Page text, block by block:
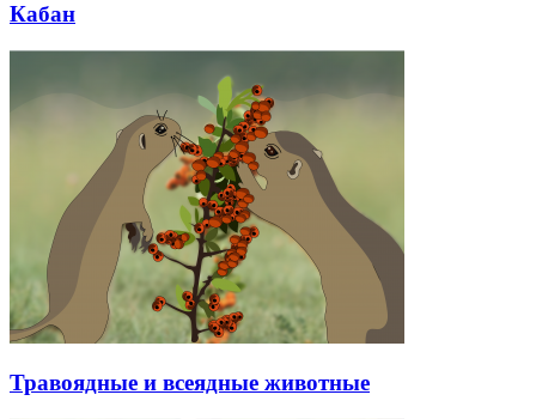
Кабан
Травоядные и всеядные животные